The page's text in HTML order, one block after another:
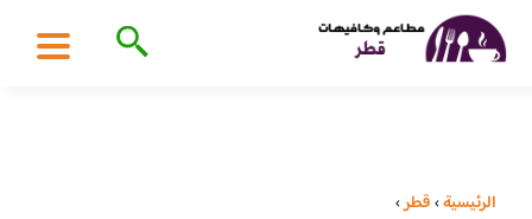
الرئيسية›قطر›